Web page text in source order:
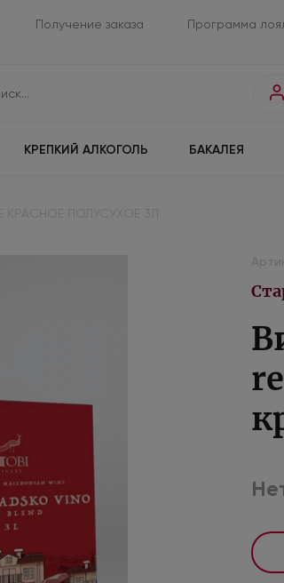
Получение заказа Программа
КРЕПКИЙ АЛКОГОЛЬ БАКАЛЕЯ